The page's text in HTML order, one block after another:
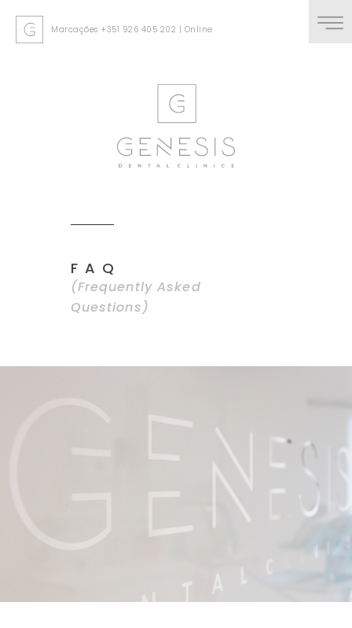
Marcações +351 926 405 202 | Online
FAQ
(Frequently Asked
Questions)